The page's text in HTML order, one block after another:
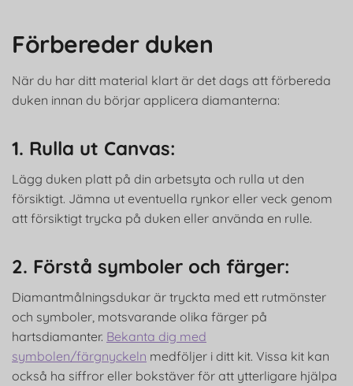
Förbereder duken
När du har ditt material klart är det dags att förbereda
duken innan du börjar applicera diamanterna:
1. Rulla ut Canvas:
Lägg duken platt på din arbetsyta och rulla ut den
försiktigt. Jämna ut eventuella rynkor eller veck genom
att försiktigt trycka på duken eller använda en rulle.
2. Förstå symboler och färger:
Diamantmålningsdukar är tryckta med ett rutmönster
och symboler, motsvarande olika färger på
hartsdiamanter. Bekanta dig med
symbolen/färgnyckeln medföljer i ditt kit. Vissa kit kan
också ha siffror eller bokstäver för att ytterligare hjälpa